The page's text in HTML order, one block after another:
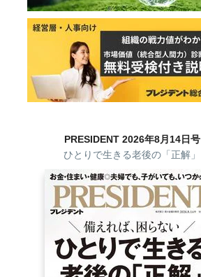
PRESIDENT 2026年8月14日号
ひとりで生きる老後の「正解」